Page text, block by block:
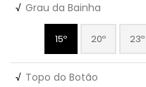
√ Grau da Bainha
15º 20º 23º
√ Topo do Botão